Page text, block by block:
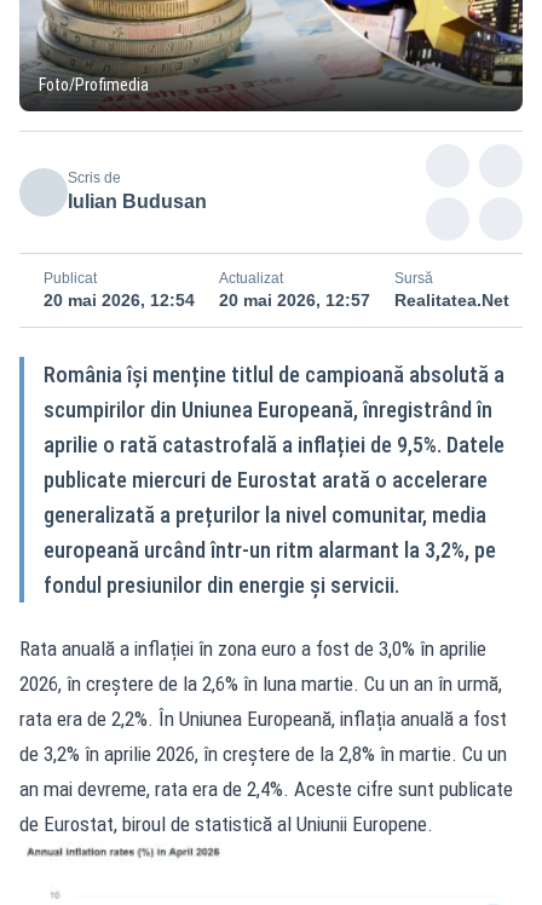
Foto/Profimedia
Scris de
Iulian Budusan
Publicat
20 mai 2026, 12:54
Actualizat
20 mai 2026, 12:57
Sursă
Realitatea.Net
România își menține titlul de campioană absolută a
scumpirilor din Uniunea Europeană, înregistrând în
aprilie o rată catastrofală a inflației de 9,5%. Datele
publicate miercuri de Eurostat arată o accelerare
generalizată a prețurilor la nivel comunitar, media
europeană urcând într-un ritm alarmant la 3,2%, pe
fondul presiunilor din energie și servicii.
Rata anuală a inflației în zona euro a fost de 3,0% în aprilie
2026, în creștere de la 2,6% în luna martie. Cu un an în urmă,
rata era de 2,2%. În Uniunea Europeană, inflația anuală a fost
de 3,2% în aprilie 2026, în creștere de la 2,8% în martie. Cu un
an mai devreme, rata era de 2,4%. Aceste cifre sunt publicate
de Eurostat, biroul de statistică al Uniunii Europene.